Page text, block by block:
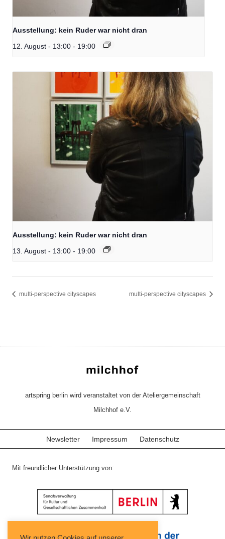
Ausstellung: kein Ruder war nicht dran
12. August - 13:00 - 19:00
Ausstellung: kein Ruder war nicht dran
13. August - 13:00 - 19:00
multi-perspective cityscapes multi-perspective cityscapes
artspring berlin wird veranstaltet von der Ateliergemeinschaft
Milchhof e.V.
Newsletter Impressum Datenschutz
Mit freundlicher Unterstützung von: